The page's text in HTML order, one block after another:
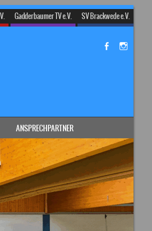
Gadderbaumer TV e.V. SV Brackwede e.V.
ANSPRECHPARTNER